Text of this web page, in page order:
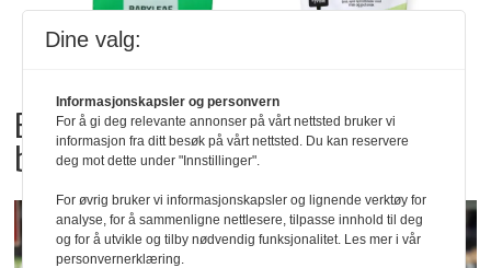
Bama tilbakekaller
babyspinat og babyleaf mix
Dine valg:
Informasjonskapsler og personvern
For å gi deg relevante annonser på vårt nettsted bruker vi
informasjon fra ditt besøk på vårt nettsted. Du kan reservere
deg mot dette under "Innstillinger".
For øvrig bruker vi informasjonskapsler og lignende verktøy for
analyse, for å sammenligne nettlesere, tilpasse innhold til deg
og for å utvikle og tilby nødvendig funksjonalitet. Les mer i vår
personvernerklæring.